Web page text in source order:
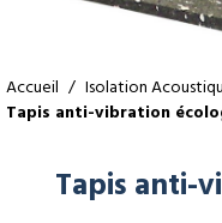
Accueil / Isolation
Tapis anti-vibration
Tapis anti-